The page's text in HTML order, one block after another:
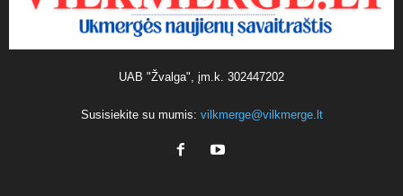
UAB "Žvalga", įm.k. 302447202
Susisiekite su mumis: vilkmerge@vilkmerge.lt